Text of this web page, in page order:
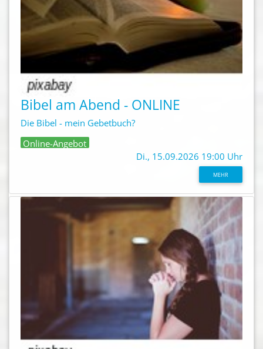
Bibel am Abend - ONLINE
Die Bibel - mein Gebetbuch?
Online-Angebot
Di., 15.09.2026 19:00 Uhr
MEHR